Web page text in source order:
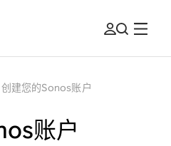
创建您的Sonos账户
账户